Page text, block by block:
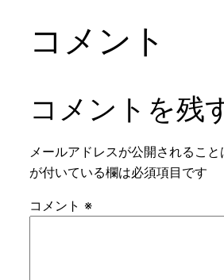
コメント
コメントを残
メールアドレスが公開されること
が付いている欄は必須項目です
コメント ※